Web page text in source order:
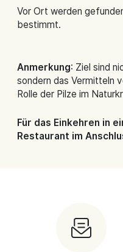
Vor Ort werden
bestimmt.
Anmerkung: Ziel sind
sondern das Vermitteln
Rolle der Pilze im
Für das Einkehren in
Restaurant im